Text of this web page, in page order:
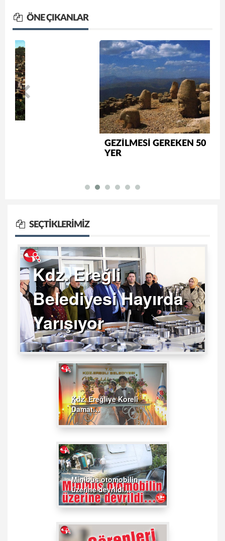
ÖNE ÇIKANLAR
GEZİLMESİ GEREKEN 50
SEÇTIKLERIMIZ
Kdz. Ereğli
Belediyesi Hayırda
Yarışıyor
Kdz. Ereğliye Koreli
Damat…
Minibüs otomobilin
üzerine devrildi…